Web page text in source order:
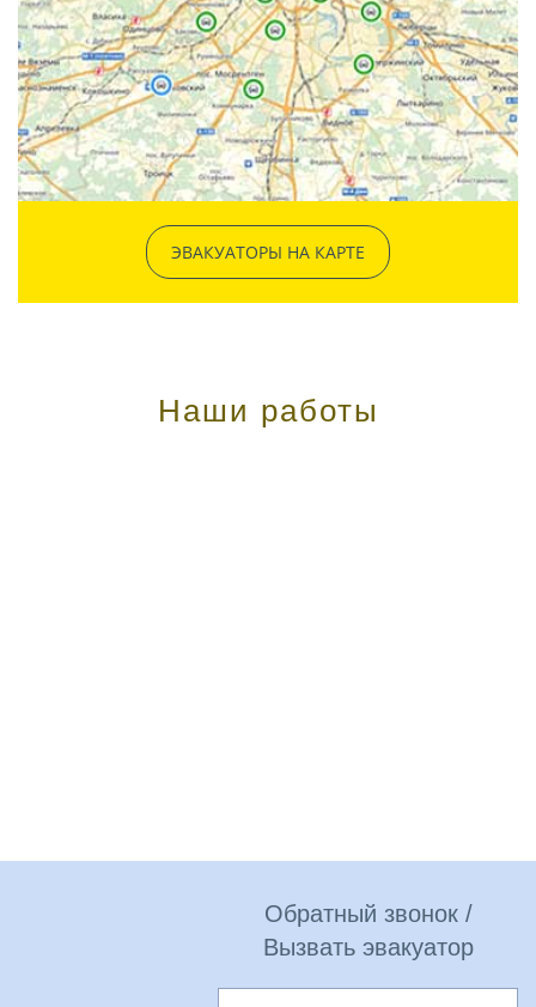
ЭВАКУАТОРЫ НА КАРТЕ
Наши работы
Обратный звонок /
Вызвать эвакуатор